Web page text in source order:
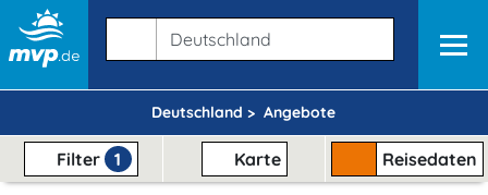
Deutschland > Angebote
Filter 1 Karte Reisedaten